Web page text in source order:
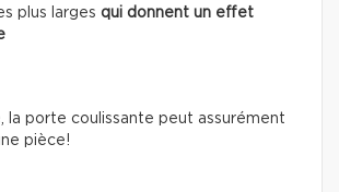
plus larges qui donnent un effet
la porte coulissante peut assurément
pièce!